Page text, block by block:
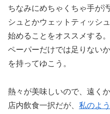
ちなみにめちゃくちゃ手が
シュとかウェットティッシ
始めることをオススメする
ペーパーだけでは足りない
を持ってゆこう。
熱々が美味しいので、遠く
店内飲食一択だが、 私のよ